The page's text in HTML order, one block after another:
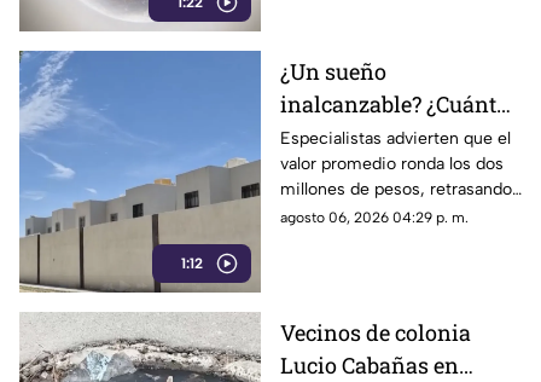
1:12
¿Un sueño
inalcanzable? ¿Cuánto
cuesta comprar una
casa en La Laguna?
Especialistas advierten que el
valor promedio ronda los dos
millones de pesos, retrasando
considerablemente la edad en
agosto 06, 2026 04:29 p. m.
Vecinos de colonia
Lucio Cabañas en